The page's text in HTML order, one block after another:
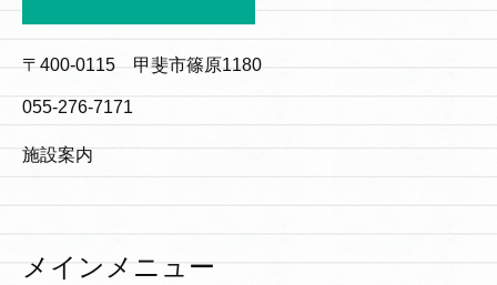
〒400-0115 甲斐市篠原1180
055-276-7171
施設案内
メインメニュー